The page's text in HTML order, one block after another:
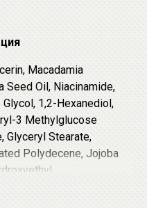
и красоты
разного
пролонгированный
линии
Macadamia
Seed Oil, Niacinamide,
1,2-Hexanediol,
3 Methylglucose
Glyceryl Stearate,
Polydecene, Jojoba